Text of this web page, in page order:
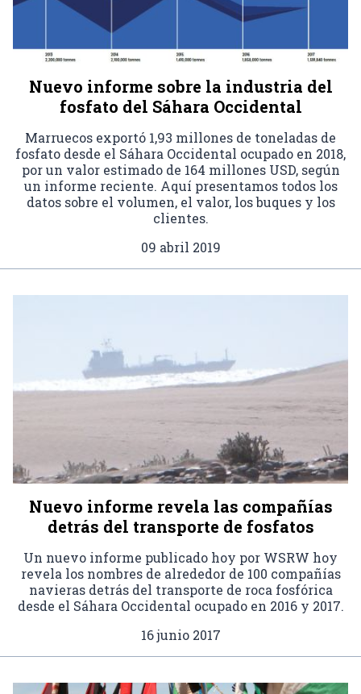
Nuevo informe sobre la industria del
fosfato del Sáhara Occidental
Marruecos exportó 1,93 millones de toneladas de
fosfato desde el Sáhara Occidental ocupado en 2018,
por un valor estimado de 164 millones USD, según
un informe reciente. Aquí presentamos todos los
datos sobre el volumen, el valor, los buques y los
clientes.
09 abril 2019
Nuevo informe revela las compañías
detrás del transporte de fosfatos
Un nuevo informe publicado hoy por WSRW hoy
revela los nombres de alrededor de 100 compañías
navieras detrás del transporte de roca fosfórica
desde el Sáhara Occidental ocupado en 2016 y 2017.
16 junio 2017